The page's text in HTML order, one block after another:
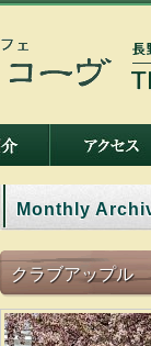
Monthly
クラブアップル